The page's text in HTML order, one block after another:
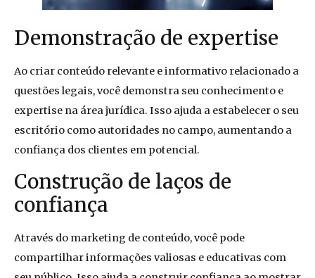
Demonstração de expertise
Ao criar conteúdo relevante e informativo relacionado a
questões legais, você demonstra seu conhecimento e
expertise na área jurídica. Isso ajuda a estabelecer o seu
escritório como autoridades no campo, aumentando a
confiança dos clientes em potencial.
Construção de laços de
confiança
Através do marketing de conteúdo, você pode
compartilhar informações valiosas e educativas com